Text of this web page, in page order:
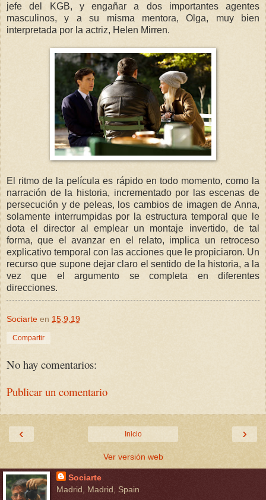
jefe del KGB, y engañar a dos importantes agentes
masculinos, y a su misma mentora, Olga, muy bien
interpretada por la actriz, Helen Mirren.
El ritmo de la película es rápido en todo momento, como la
narración de la historia, incrementado por las escenas de
persecución y de peleas, los cambios de imagen de Anna,
solamente interrumpidas por la estructura temporal que le
dota el director al emplear un montaje invertido, de tal
forma, que el avanzar en el relato, implica un retroceso
explicativo temporal con las acciones que le propiciaron. Un
recurso que supone dejar claro el sentido de la historia, a la
vez que el argumento se completa en diferentes
direcciones.
Sociarte en 15.9.19
Compartir
No hay comentarios:
Publicar un comentario
‹ ›
Inicio
Ver versión web
Sociarte
Madrid, Madrid, Spain